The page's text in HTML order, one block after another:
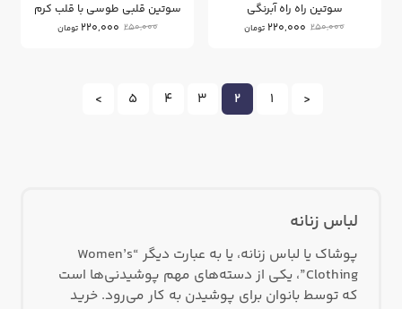
سوتین راه راه آبرنگی
250,000
220,000 تومان
سوتین قلبی طوسی با قلب کرم
250,000
220,000 تومان
<
1
2
3
4
5
>
لباس زنانه
پوشاک یا لباس زنانه، یا به عبارت دیگر “Women’s
Clothing”، یکی از دسته‌های مهم پوشیدنی‌ها است
که توسط بانوان برای پوشیدن به کار می‌رود. خرید